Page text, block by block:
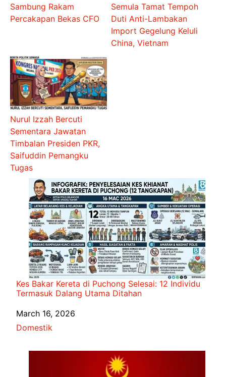
Sambung Rakam
Percakapan Bekas CFO
Semula Tamat Tempoh
Duti Anti-Lambakan
Import Gegelung Keluli
China, Vietnam
Nurul Izzah Bercuti
Sementara Jawatan
Timbalan Presiden PKR,
Saifuddin Pemangku
Tugas
Kes Bakar Kereta di Puchong Selesai: 12 Individu
Termasuk Dalang Utama Ditahan
Date
March 16, 2026
In relation to
Domestik